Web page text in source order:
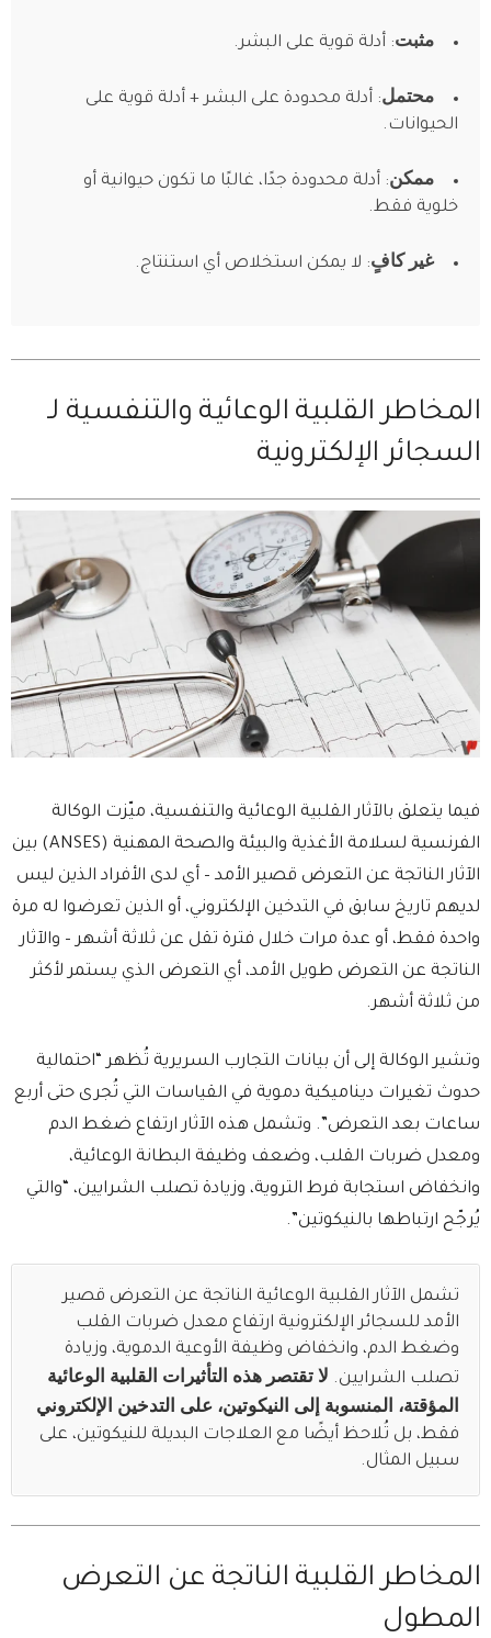
مثبت: أدلة قوية على البشر.
محتمل: أدلة محدودة على البشر + أدلة قوية على
الحيوانات.
ممكن: أدلة محدودة جدًا، غالبًا ما تكون حيوانية أو
خلوية فقط.
غير كافٍ: لا يمكن استخلاص أي استنتاج.
المخاطر القلبية الوعائية والتنفسية لـ
السجائر الإلكترونية
فيما يتعلق بالآثار القلبية الوعائية والتنفسية، ميّزت الوكالة
الفرنسية لسلامة الأغذية والبيئة والصحة المهنية (ANSES) بين
الآثار الناتجة عن التعرض قصير الأمد – أي لدى الأفراد الذين ليس
لديهم تاريخ سابق في التدخين الإلكتروني، أو الذين تعرضوا له مرة
واحدة فقط، أو عدة مرات خلال فترة تقل عن ثلاثة أشهر – والآثار
الناتجة عن التعرض طويل الأمد، أي التعرض الذي يستمر لأكثر
من ثلاثة أشهر.
وتشير الوكالة إلى أن بيانات التجارب السريرية تُظهر “احتمالية
حدوث تغيرات ديناميكية دموية في القياسات التي تُجرى حتى أربع
ساعات بعد التعرض”. وتشمل هذه الآثار ارتفاع ضغط الدم
ومعدل ضربات القلب، وضعف وظيفة البطانة الوعائية،
وانخفاض استجابة فرط التروية، وزيادة تصلب الشرايين، “والتي
يُرجّح ارتباطها بالنيكوتين”.
تشمل الآثار القلبية الوعائية الناتجة عن التعرض قصير
الأمد للسجائر الإلكترونية ارتفاع معدل ضربات القلب
وضغط الدم، وانخفاض وظيفة الأوعية الدموية، وزيادة
تصلب الشرايين. لا تقتصر هذه التأثيرات القلبية الوعائية
المؤقتة، المنسوبة إلى النيكوتين، على التدخين الإلكتروني
فقط، بل تُلاحظ أيضًا مع العلاجات البديلة للنيكوتين، على
سبيل المثال.
المخاطر القلبية الناتجة عن التعرض
المطول